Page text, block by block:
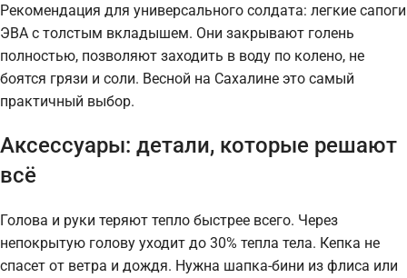
Рекомендация для универсального солдата: легкие сапоги
ЭВА с толстым вкладышем. Они закрывают голень
полностью, позволяют заходить в воду по колено, не
боятся грязи и соли. Весной на Сахалине это самый
практичный выбор.
Аксессуары: детали, которые решают
всё
Голова и руки теряют тепло быстрее всего. Через
непокрытую голову уходит до 30% тепла тела. Кепка не
спасет от ветра и дождя. Нужна шапка-бини из флиса или